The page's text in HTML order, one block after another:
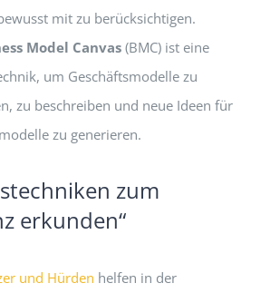
mit zu berücksichtigen.
Model Canvas(BMC) ist eine
um Geschäftsmodelle zu
zu beschreiben und neue Ideen für
zu generieren.
zum
erkunden“
und Hürden helfen in der